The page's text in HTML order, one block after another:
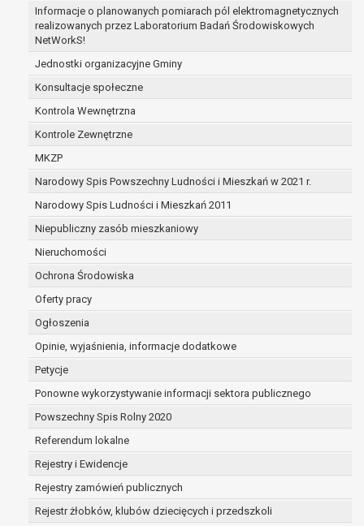
Informacje o planowanych pomiarach pól elektromagnetycznych
realizowanych przez Laboratorium Badań Środowiskowych
NetWorkS!
Jednostki organizacyjne Gminy
Konsultacje społeczne
Kontrola Wewnętrzna
Kontrole Zewnętrzne
MKZP
Narodowy Spis Powszechny Ludności i Mieszkań w 2021 r.
Narodowy Spis Ludności i Mieszkań 2011
Niepubliczny zasób mieszkaniowy
Nieruchomości
Ochrona Środowiska
Oferty pracy
Ogłoszenia
Opinie, wyjaśnienia, informacje dodatkowe
Petycje
Ponowne wykorzystywanie informacji sektora publicznego
Powszechny Spis Rolny 2020
Referendum lokalne
Rejestry i Ewidencje
Rejestry zamówień publicznych
Rejestr żłobków, klubów dziecięcych i przedszkoli
administrator nie potrzebuje już danych dla
dotyczą, potrzebuje ich do ustalenia, obrony
czasu ustalenia czy prawnie uzasadnione
nadrzędne wobec podstawy sprzeciwu;
prawo do przenoszenia danych na podstawie art.
spełnione są następujące przesłanki:
dane dotyczą lub na podstawie zgody
przetwarzanie odbywa się w sposób
prawo sprzeciwu wobec przetwarzania danych na
przetwarzania danych osobowych, którego
niezbędność przetwarzania do wykonania
publicznym lub w ramach sprawowania
niezbędność przetwarzania do celów
Z przyczyn związanych z Pani/Pana szczególną
wykaże on istnienie ważnych prawnie
do ustalenia, dochodzenia lub obrony roszczeń.
W przypadku gdy przetwarzanie danych osobowych
na przetwarzanie danych osobowych (art. 6 ust. 1 lit a
do cofnięcia tej zgody w dowolnym momencie. Cofnięcie
przetwarzania, którego dokonano na podstawie zgody
Przysługuje Pani/Panu prawo wniesienia skargi do
prawem przetwarzanie Pani/Pana danych osobowych